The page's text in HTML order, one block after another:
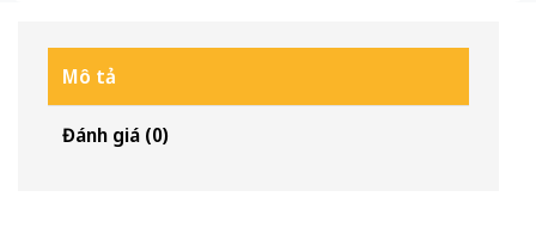
Mô tả
Đánh giá (0)